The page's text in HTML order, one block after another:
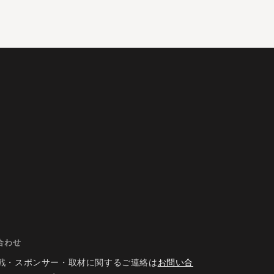
わせ
・スポンサー・取材に関するご連絡はお問い合